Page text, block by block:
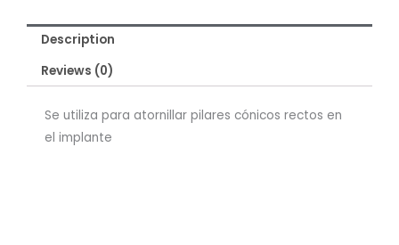
Description
Reviews (0)
Se utiliza para atornillar pilares cónicos rectos en
el implante